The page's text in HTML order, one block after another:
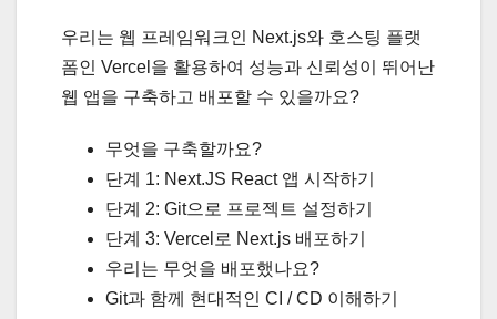
우리는 웹 프레임워크인 Next.js와 호스팅 플랫
폼인 Vercel을 활용하여 성능과 신뢰성이 뛰어난
웹 앱을 구축하고 배포할 수 있을까요?
무엇을 구축할까요?
단계 1: Next.JS React 앱 시작하기
단계 2: Git으로 프로젝트 설정하기
단계 3: Vercel로 Next.js 배포하기
우리는 무엇을 배포했나요?
Git과 함께 현대적인 CI / CD 이해하기